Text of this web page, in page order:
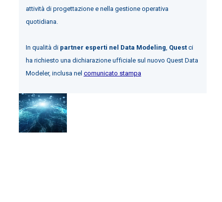
attività di progettazione e nella gestione operativa
quotidiana.
In qualità di partner esperti nel Data Modeling Questci
ha richiesto una dichiarazione ufficiale sul nuovo Quest Data
Modeler, inclusa nel comunicato stampa